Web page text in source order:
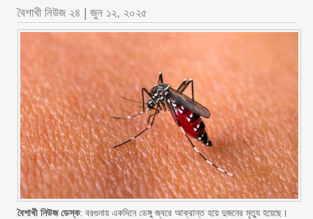
বৈশাখী নিউজ ২৪ | জুন ১২, ২০২৫
বৈশাখী নিউজ ডেস্ক: বরগুনায় একদিনে ডেঙ্গু জ্বরে আক্রান্ত হয়ে দুজনের মৃত্যু হয়েছে।